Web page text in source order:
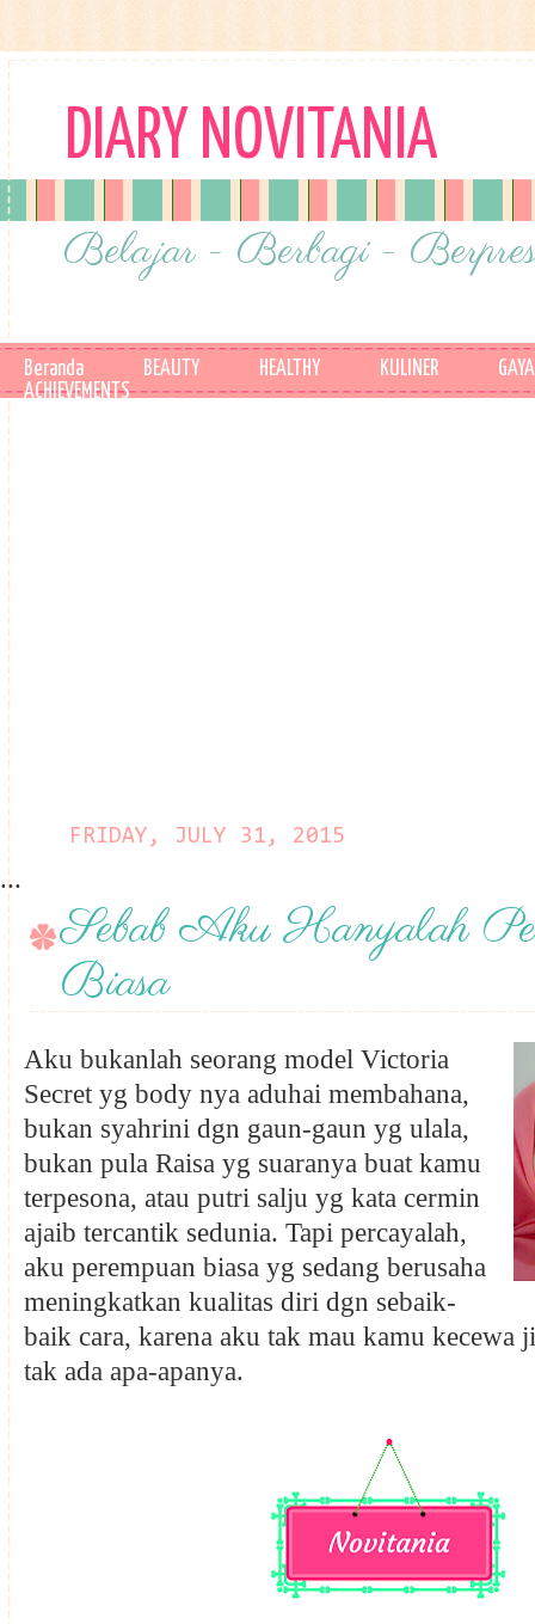
DIARY NOVITANIA
Belajar - Berbagi -
Beranda BEAUTY HEALTHY KULINER
ACHIEVEMENTS
FRIDAY, JULY 31, 2015
...
Sebab Aku Hanyalah
Biasa
Aku bukanlah seorang model Victoria
Secret yg body nya aduhai membahana,
bukan syahrini dgn gaun-gaun yg ulala,
bukan pula Raisa yg suaranya buat kamu
terpesona, atau putri salju yg kata cermin
ajaib tercantik sedunia. Tapi percayalah,
aku perempuan biasa yg sedang berusaha
meningkatkan kualitas diri dgn sebaik-
baik cara, karena aku tak mau kamu kecewa
tak ada apa-apanya.